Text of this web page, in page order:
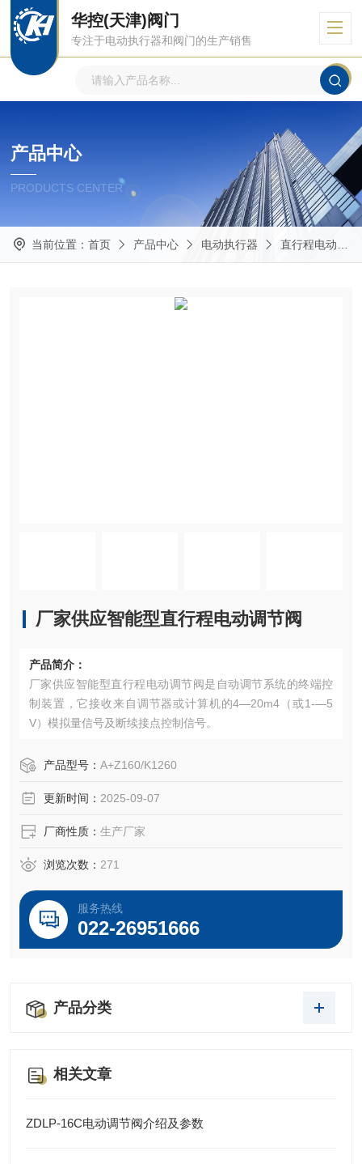
华控(天津)阀门
专注于电动执行器和阀门的生产销售
产品中心
PRODUCTS CENTER
当前位置： 首页 产品中心 电动执行器 直行程电动执行器
厂家供应智能型直行程电动调节阀
产品简介：
厂家供应智能型直行程电动调节阀是自动调节系统的终端控
制装置，它接收来自调节器或计算机的4—20m4（或1-—5
V）模拟量信号及断续接点控制信号。
产品型号： A+Z160/K1260
更新时间： 2025-09-07
厂商性质： 生产厂家
浏览次数： 271
服务热线
022-26951666
产品分类
相关文章
ZDLP-16C电动调节阀介绍及参数